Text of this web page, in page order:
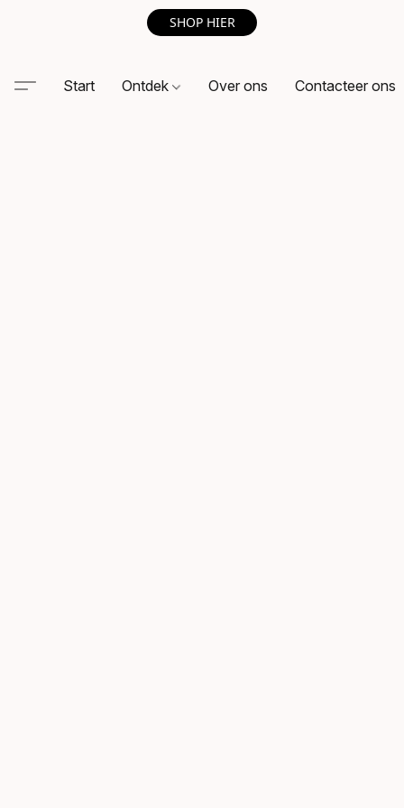
SHOP HIER
Start Ontdek Over ons Contacteer ons